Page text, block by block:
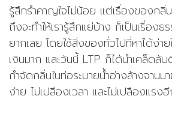
รู้สึกรำคาญใจไม่น้อย แต่เรื่องของกลิ่
ถึงจะทำให้เรารู้สึกแย่บ้าง ก็เป็นเรื่องธ
ยากเลย โดยใช้สิ่งของทั่วไปที่หาได้ง่า
เงินมาก และวันนี้ LTP ก็ได้นำเคล็ดลั
กำจัดกลิ่นในท่อระบายน้ำอ่างล้างจานม
ง่าย ไม่เปลืองเวลา และไม่เปลืองแรง